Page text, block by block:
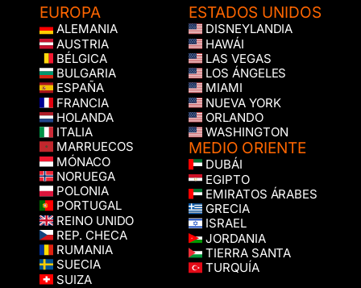
EUROPA
ALEMANIA
AUSTRIA
BÉLGICA
BULGARIA
ESPAÑA
FRANCIA
HOLANDA
ITALIA
MARRUECOS
MÓNACO
NORUEGA
POLONIA
PORTUGAL
REINO UNIDO
REP. CHECA
RUMANIA
SUECIA
SUIZA
ESTADOS UNIDOS
DISNEYLANDIA
HAWÁI
LAS VEGAS
LOS ÁNGELES
MIAMI
NUEVA YORK
ORLANDO
WASHINGTON
MEDIO ORIENTE
DUBÁI
EGIPTO
EMIRATOS ÁRABES
GRECIA
ISRAEL
JORDANIA
TIERRA SANTA
TURQUÍA